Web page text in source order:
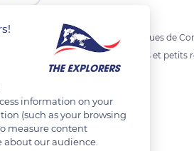
le plus apprécié de Saint Jacques de
Le parc avec tous ses chemins et
information on your
(such as your browsing
measure content
our audience.